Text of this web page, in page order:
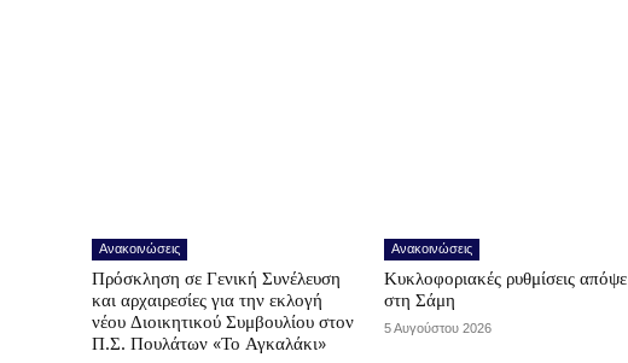
Ανακοινώσεις
Πρόσκληση σε Γενική Συνέλευση
και αρχαιρεσίες για την εκλογή
νέου Διοικητικού Συμβουλίου στον
Π.Σ. Πουλάτων «Το Αγκαλάκι»
Ανακοινώσεις
Κυκλοφοριακές ρυθμίσεις απόψε
στη Σάμη
5 Αυγούστου 2026